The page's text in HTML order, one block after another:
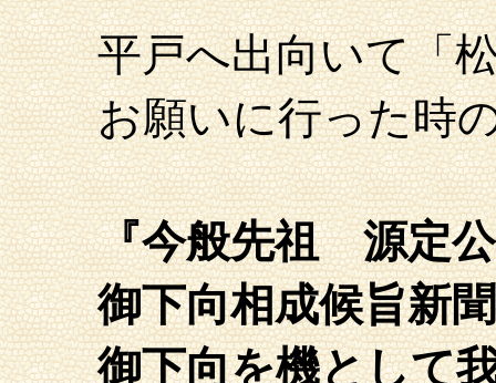
平戸へ出向いて「
お願いに行った時
『今般先祖 源定
御下向相成候旨新
御下向を機として